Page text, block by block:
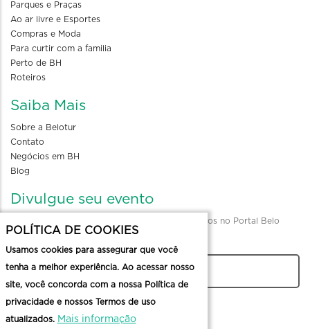
Parques e Praças
Ao ar livre e Esportes
Compras e Moda
Para curtir com a familia
Perto de BH
Roteiros
Saiba Mais
Sobre a Belotur
Contato
Negócios em BH
Blog
Divulgue seu evento
Envio de informações para divulgação de eventos no Portal Belo
Horizonte
CADASTRAR
POLÍTICA DE COOKIES
Usamos cookies para assegurar que você
tenha a melhor experiência. Ao acessar nosso
site, você concorda com a nossa Política de
privacidade e nossos Termos de uso
atualizados. Mais informação